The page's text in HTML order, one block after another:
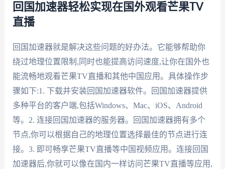
回国加速器轻松实现在国外观看芒果TV
直播
回国加速器就是解决这些问题的好办法。它能够帮助你
绕过地理位置限制,同时也能提高访问速度,让你在国外也
能流畅地观看芒果TV直播和其他中国应用。具体操作步
骤如下:1. 下载并安装回国加速器软件。回国加速器提供
多种平台的客户端,包括Windows、Mac、iOS、Android
等。2. 连接回国加速器的服务器。回国加速器拥有多个
节点,你可以根据自己的地理位置选择最佳的节点进行连
接。3. 即可畅享芒果TV直播等中国视频应用。连接回国
加速器后,你就可以像在国内一样访问芒果TV直播等应用,